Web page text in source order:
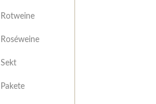
Rotweine
Roséweine
Sekt
Pakete